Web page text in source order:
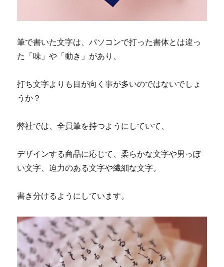
筆で書いた文字は、パソコンで打った書体とは違っ
た「味」や「動き」があり、
打ち文字よりも目が向く事が多いのではないでしょ
うか？
弊社では、全員筆を持つようにしていて、
デザインする商品に応じて、柔らかな文字や男っぽ
い文字、迫力のある文字や繊細な文字。
書き分けるようにしています。